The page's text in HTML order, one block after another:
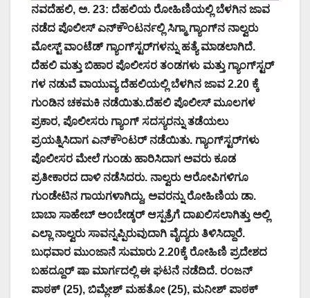
ನವದೆಹಲಿ, ಅ. 23: ದೆಹಲಿಯ ರೋಹಿಣಿಯಲ್ಲಿ ಬೆಳಗಿನ ಜಾವ
ನಡೆದ ಪೊಲೀಸ್ ಎನ್​​ಕೌಂಟರ್ನಲ್ಲಿ ಸಿಗ್ಮಾ ಗ್ಯಾಂಗ್​​ನ ನಾಲ್ವರು
ಮೋಸ್ಟ್​ ವಾಂಟೆಡ್ ಗ್ಯಾಂಗ್​ಸ್ಟರ್​ಗಳನ್ನು ಹತ್ಯೆ ಮಾಡಲಾಗಿದೆ.
ದೆಹಲಿ ಮತ್ತು ಬಿಹಾರ ಪೊಲೀಸರ ತಂಡಗಳು ಮತ್ತು ಗ್ಯಾಂಗ್​ಸ್ಟರ್​
ಗಳ ನಡುವೆ ವಾಯುವ್ಯ ದೆಹಲಿಯಲ್ಲಿ ಬೆಳಗಿನ ಜಾವ 2.20 ಕ್ಕೆ
ಗುಂಡಿನ ಚಕಮಕಿ ನಡೆಯಿತು.ದೆಹಲಿ ಪೊಲೀಸ್ ಮೂಲಗಳ
ಪ್ರಕಾರ, ಪೊಲೀಸರು ಗ್ಯಾಂಗ್ ಸದಸ್ಯರನ್ನು ತಡೆಯಲು
ಪ್ರಯತ್ನಿಸಿದಾಗ ಎನ್‌ಕೌಂಟರ್ ನಡೆಯಿತು. ಗ್ಯಾಂಗ್​ಸ್ಟರ್​ಗಳು
ಪೊಲೀಸರ ಮೇಲೆ ಗುಂಡು ಹಾರಿಸಿದಾಗ ಅವರು ಕೂಡ
ಪ್ರತೀಕಾರದ ದಾಳಿ ನಡೆಸಿದರು. ನಾಲ್ವರು ಆರೋಪಿಗಳಿಗೂ
ಗುಂಡೇಟಿನ ಗಾಯಗಳಾಗಿದ್ದು, ಅವರನ್ನು ರೋಹಿಣಿಯ ಡಾ.
ಬಾಬಾ ಸಾಹೇಬ್ ಅಂಬೇಡ್ಕರ್ ಆಸ್ಪತ್ರೆಗೆ ದಾಖಲಿಸಲಾಗಿತ್ತು ಅಲ್ಲಿ
ಎಲ್ಲಾ ನಾಲ್ವರು ಸಾವನ್ನಪ್ಪಿರುವುದಾಗಿ ವೈದ್ಯರು ತಿಳಿಸಿದ್ದಾರೆ.
ಬುಧವಾರ ಮುಂಜಾನೆ ಸುಮಾರು 2.20ಕ್ಕೆ ರೋಹಿಣಿ ಪ್ರದೇಶದ
ಬಹದ್ದೂರ್ ಷಾ ಮಾರ್ಗದಲ್ಲಿ ಈ ಘಟನೆ ನಡೆದಿದೆ. ರಂಜನ್
ಪಾಠಕ್ (25), ಬಿಮ್ಲೇಶ್ ಮಹತೋ (25), ಮನೀಶ್ ಪಾಠಕ್